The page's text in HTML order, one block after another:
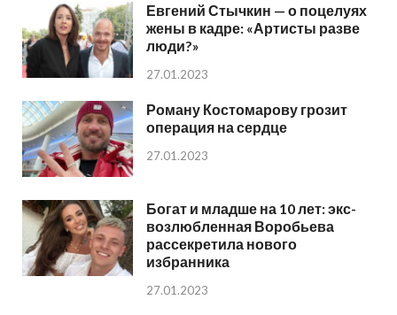
Евгений Стычкин — о поцелуях
жены в кадре: «Артисты разве
люди?»
27.01.2023
Роману Костомарову грозит
операция на сердце
27.01.2023
Богат и младше на 10 лет: экс-
возлюбленная Воробьева
рассекретила нового
избранника
27.01.2023